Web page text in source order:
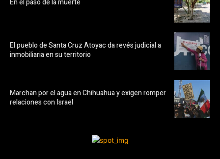
En el paso de la muerte
El pueblo de Santa Cruz Atoyac da revés judicial a
inmobiliaria en su territorio
Marchan por el agua en Chihuahua y exigen romper
relaciones con Israel